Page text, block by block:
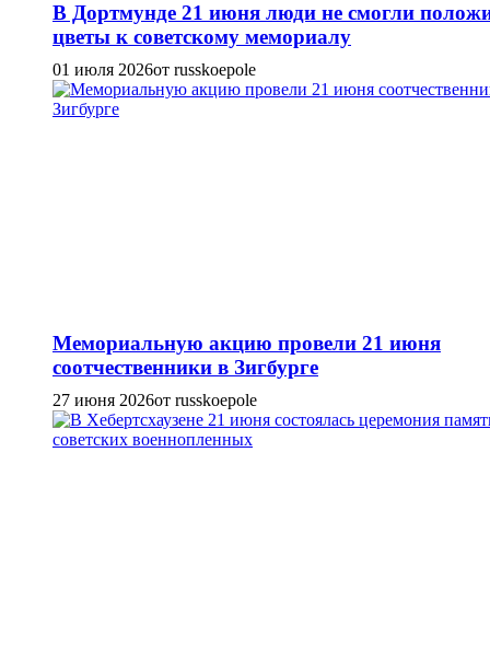
В Дортмунде 21 июня люди не смогли
цветы к советскому мемориалу
01 июля 2026от russkoepole
Мемориальную акцию провели 21 июня
соотчественники в Зигбурге
27 июня 2026от russkoepole